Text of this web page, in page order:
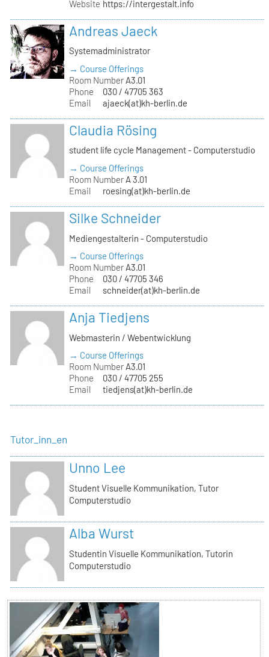
Website https://intergestalt.info
Andreas Jaeck
Systemadministrator
→ Course Offerings
Room Number A3.01
Phone
030 / 47705 363
Email
ajaeck(at)kh-berlin.de
Claudia Rösing
student life cycle Management - Computerstudio
→ Course Offerings
Room Number A 3.01
Email
roesing(at)kh-berlin.de
Silke Schneider
Mediengestalterin - Computerstudio
→ Course Offerings
Room Number A3.01
Phone
030 / 47705 346
Email
schneider(at)kh-berlin.de
Anja Tiedjens
Webmasterin / Webentwicklung
→ Course Offerings
Room Number A3.01
Phone
030 / 47705 255
Email
tiedjens(at)kh-berlin.de
Tutor_inn_en
Unno Lee
Student Visuelle Kommunikation, Tutor
Computerstudio
Alba Wurst
Studentin Visuelle Kommunikation, Tutorin
Computerstudio